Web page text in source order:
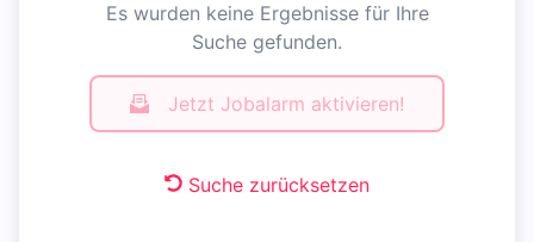
Es wurden keine Ergebnisse für Ihre
Suche gefunden.
Jetzt Jobalarm aktivieren!
Suche zurücksetzen